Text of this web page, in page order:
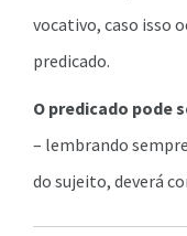
vocativo, caso isso
predicado.
O predicado pode
– lembrando
do sujeito, deverá